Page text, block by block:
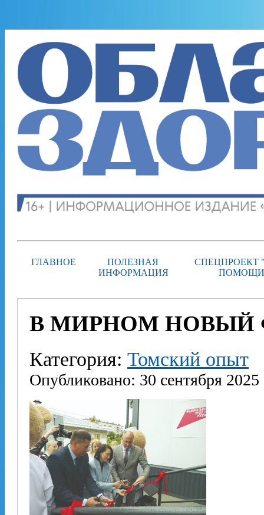
ГЛАВНОЕ
ПОЛЕЗНАЯ
ИНФОРМАЦИЯ
СПЕЦПРОЕКТ
В МИРНОМ НОВЫЙ
Категория: Томский опыт
Опубликовано: 30 сентября 2025